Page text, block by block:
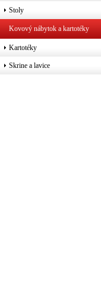
Stoly
Kovový nábytok a kartotéky
Kartotéky
Skrine a lavice